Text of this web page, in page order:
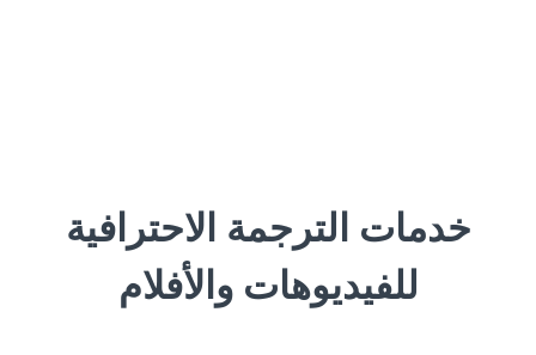
خدمات الترجمة الاحترافية
للفيديوهات والأفلام